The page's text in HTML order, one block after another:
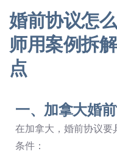
婚前协议怎
师用案例拆
点
一、加拿大婚
在加拿大，婚前协议
条件：